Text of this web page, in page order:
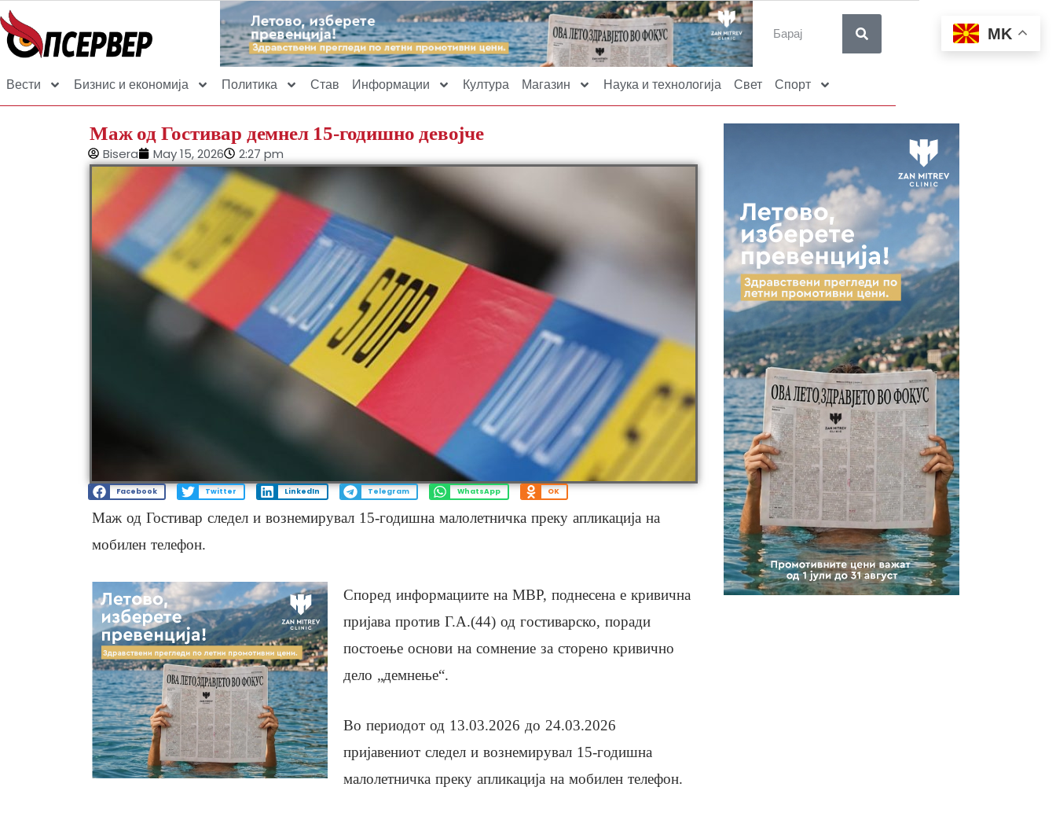
Вести Бизнис и економија Политика Став Информации Култура Магазин Наука и технологија Свет Спорт
Маж од Гостивар демнел 15-годишно девојче
Bisera May 15, 2026 2:27 pm
Facebook Twitter LinkedIn Telegram WhatsApp OK
Маж од Гостивар следел и вознемирувал 15-годишна малолетничка преку апликација на
мобилен телефон.
Според информациите на МВР, поднесена е кривична
пријава против Г.А.(44) од гостиварско, поради
постоење основи на сомнение за сторено кривично
дело „демнење“.
Во периодот од 13.03.2026 до 24.03.2026
пријавениот следел и вознемирувал 15-годишна
малолетничка преку апликација на мобилен телефон.
MK